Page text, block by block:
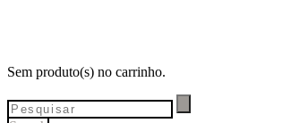
Sem produto(s) no carrinho.